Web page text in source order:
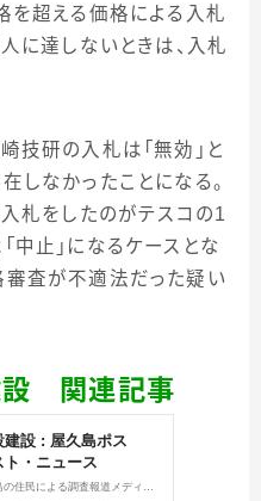
を超える価格による入札
人に達しないときは、入札
技研の入札は「無効」と
しなかったことになる。
入札をしたのがテスコの1
中止」になるケースとな
審査が不適法だった疑い
設 関連記事